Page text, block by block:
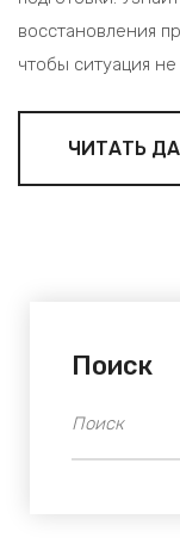
восстановления
чтобы ситуация
ЧИТАТЬ
Поиск